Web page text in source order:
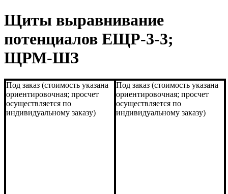
Щиты выравнивание
потенциалов ЕЩР-3-3;
ЩРМ-ШЗ
Под заказ (стоимость указана
ориентировочная; просчет
осуществляется по
индивидуальному заказу)
Под заказ (стоимость указана
ориентировочная; просчет
осуществляется по
индивидуальному заказу)